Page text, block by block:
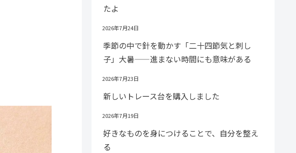
たよ
2026年7月24日
季節の中で針を動かす「二十四節気と刺し
子」大暑——進まない時間にも意味がある
2026年7月23日
新しいトレース台を購入しました
2026年7月19日
好きなものを身につけることで、自分を整え
る